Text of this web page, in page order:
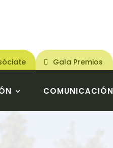
Gala Premios
COMUNICACIÓN